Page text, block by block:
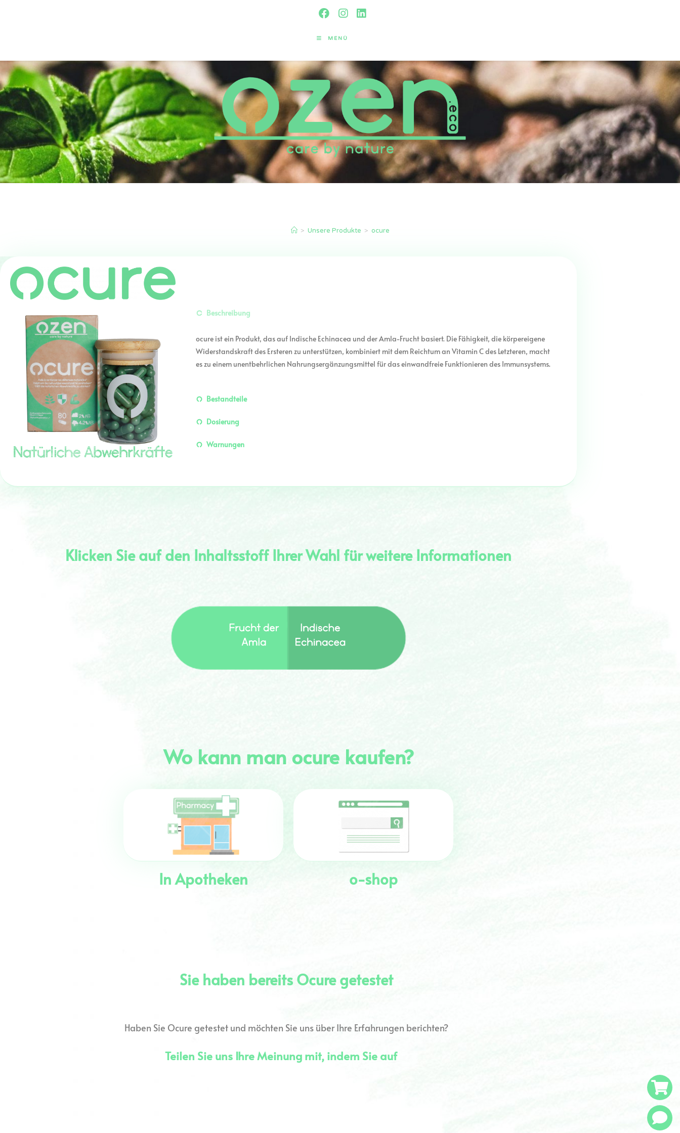
MENÜ
> Unsere Produkte > ocure
Beschreibung
ocure ist ein Produkt, das auf Indische Echinacea und der Amla-Frucht basiert. Die Fähigkeit, die körpereigene
Widerstandskraft des Ersteren zu unterstützen, kombiniert mit dem Reichtum an Vitamin C des Letzteren, macht
es zu einem unentbehrlichen Nahrungsergänzungsmittel für das einwandfreie Funktionieren des Immunsystems.
Bestandteile
Dosierung
Warnungen
Klicken Sie auf den Inhaltsstoff Ihrer Wahl für weitere Informationen
Wo kann man ocure kaufen?
In Apotheken o-shop
Sie haben bereits Ocure getestet
Haben Sie Ocure getestet und möchten Sie uns über Ihre Erfahrungen berichten?
Teilen Sie uns Ihre Meinung mit, indem Sie auf